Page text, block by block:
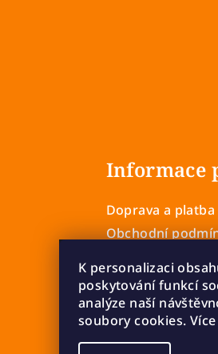
K personalizaci
poskytování funkcí
analýze naší
soubory cookies.
Informace
Doprava a platba
Obchodní
Vrácení a
Reklamace